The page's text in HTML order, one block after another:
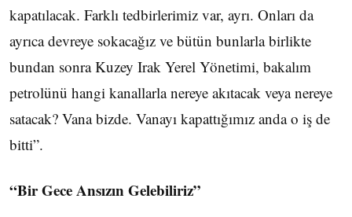
kapatılacak. Farklı tedbirlerimiz var, ayrı. Onları da
ayrıca devreye sokacağız ve bütün bunlarla birlikte
bundan sonra Kuzey Irak Yerel Yönetimi, bakalım
petrolünü hangi kanallarla nereye akıtacak veya nereye
satacak? Vana bizde. Vanayı kapattığımız anda o iş de
bitti”.
“Bir Gece Ansızın Gelebiliriz”